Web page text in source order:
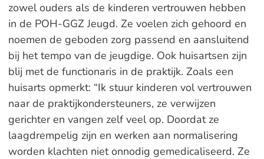
zowel ouders als de kinderen vertrouwen hebben
in de POH-GGZ Jeugd. Ze voelen zich gehoord en
noemen de geboden zorg passend en aansluitend
bij het tempo van de jeugdige. Ook huisartsen zijn
blij met de functionaris in de praktijk. Zoals een
huisarts opmerkt: “Ik stuur kinderen vol vertrouwen
naar de praktijkondersteuners, ze verwijzen
gerichter en vangen zelf veel op. Doordat ze
laagdrempelig zijn en werken aan normalisering
worden klachten niet onnodig gemedicaliseerd. Ze